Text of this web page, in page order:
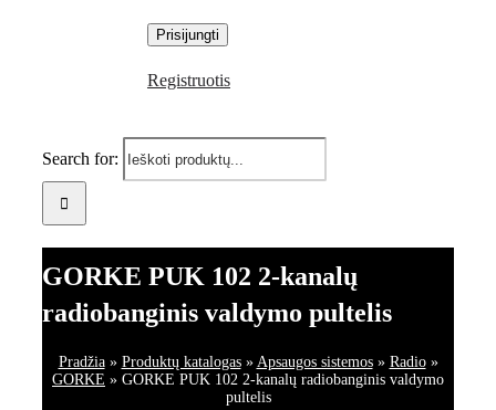
Registruotis
Search for:
GORKE PUK 102 2-kanalų
radiobanginis valdymo pultelis
Pradžia» Produktų katalogas» Apsaugos sistemos» Radio»
GORKE » GORKE PUK 102 2-kanalų radiobanginis valdymo
pultelis